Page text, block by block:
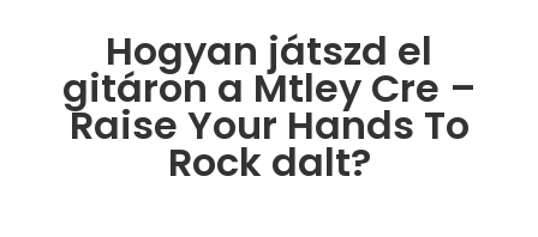
Hogyan játszd el
gitáron a Mtley Cre –
Raise Your Hands To
Rock dalt?